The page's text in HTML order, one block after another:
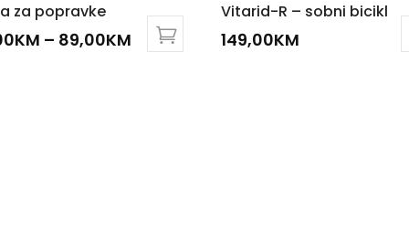
za popravke
KM – 89,00KM
Vitarid-R – sobni bicikl
149,00KM